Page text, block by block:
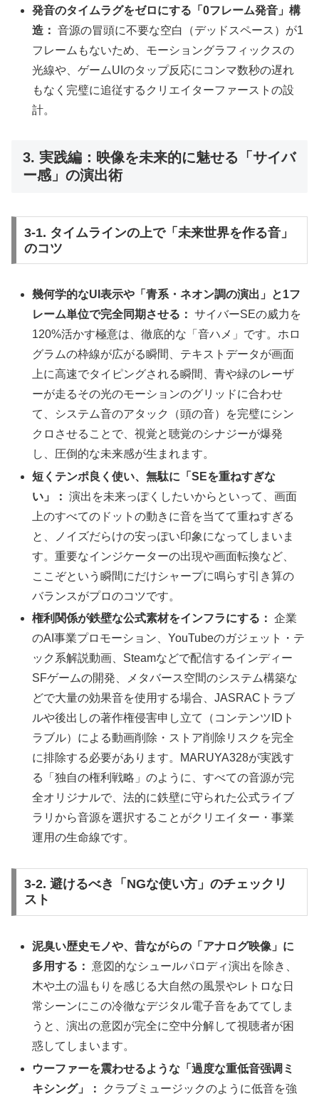
発音のタイムラグをゼロにする「0フレーム発音」構
造： 音源の冒頭に不要な空白（デッドスペース）が1
フレームもないため、モーショングラフィックスの
光線や、ゲームUIのタップ反応にコンマ数秒の遅れ
もなく完璧に追従するクリエイターファーストの設
計。
3. 実践編：映像を未来的に魅せる「サイバ
ー感」の演出術
3-1. タイムラインの上で「未来世界を作る音」
のコツ
幾何学的なUI表示や「青系・ネオン調の演出」と1フ
レーム単位で完全同期させる： サイバーSEの威力を
120%活かす極意は、徹底的な「音ハメ」です。ホロ
グラムの枠線が広がる瞬間、テキストデータが画面
上に高速でタイピングされる瞬間、青や緑のレーザ
ーが走るその光のモーションのグリッドに合わせ
て、システム音のアタック（頭の音）を完璧にシン
クロさせることで、視覚と聴覚のシナジーが爆発
し、圧倒的な未来感が生まれます。
短くテンポ良く使い、無駄に「SEを重ねすぎな
い」： 演出を未来っぽくしたいからといって、画面
上のすべてのドットの動きに音を当てて重ねすぎる
と、ノイズだらけの安っぽい印象になってしまいま
す。重要なインジケーターの出現や画面転換など、
ここぞという瞬間にだけシャープに鳴らす引き算の
バランスがプロのコツです。
権利関係が鉄壁な公式素材をインフラにする： 企業
のAI事業プロモーション、YouTubeのガジェット・テ
ック系解説動画、Steamなどで配信するインディー
SFゲームの開発、メタバース空間のシステム構築な
どで大量の効果音を使用する場合、JASRACトラブ
ルや後出しの著作権侵害申し立て（コンテンツIDト
ラブル）による動画削除・ストア削除リスクを完全
に排除する必要があります。MARUYA328が実践す
る「独自の権利戦略」のように、すべての音源が完
全オリジナルで、法的に鉄壁に守られた公式ライブ
ラリから音源を選択することがクリエイター・事業
運用の生命線です。
3-2. 避けるべき「NGな使い方」のチェックリ
スト
泥臭い歴史モノや、昔ながらの「アナログ映像」に
多用する： 意図的なシュールパロディ演出を除き、
木や土の温もりを感じる大自然の風景やレトロな日
常シーンにこの冷徹なデジタル電子音をあててしま
うと、演出の意図が完全に空中分解して視聴者が困
惑してしまいます。
ウーファーを震わせるような「過度な重低音强调ミ
キシング」：
クラブミュージックのように低音を強